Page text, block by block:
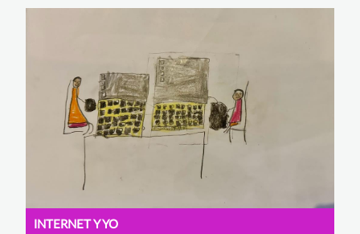
INTERNET Y YO